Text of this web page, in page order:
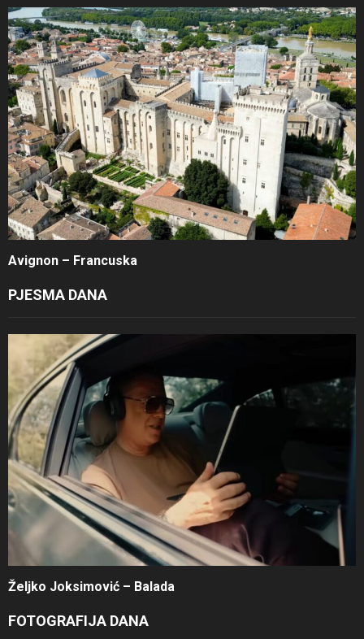
Avignon – Francuska
PJESMA DANA
Željko Joksimović – Balada
FOTOGRAFIJA DANA